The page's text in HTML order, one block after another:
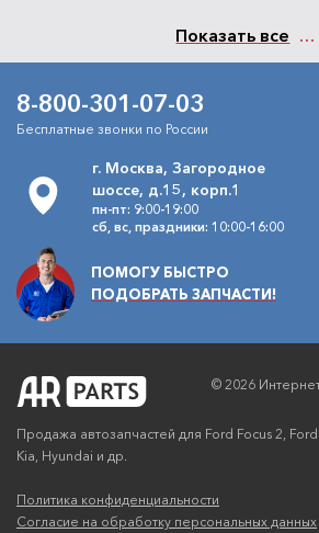
Показать все
8-800-301-07-03
Бесплатные звонки по России
г. Москва, Загородное
шоссе, д.15, корп.1
пн-пт: 9:00-19:00
сб, вс, праздники: 10:00-16:00
ПОМОГУ БЫСТРО
ПОДОБРАТЬ ЗАПЧАСТИ!
© 2026
Продажа автозапчастей для Ford Focus 2,
Kia, Hyundai и др.
Политика конфиденциальности
Согласие на обработку персональных данных